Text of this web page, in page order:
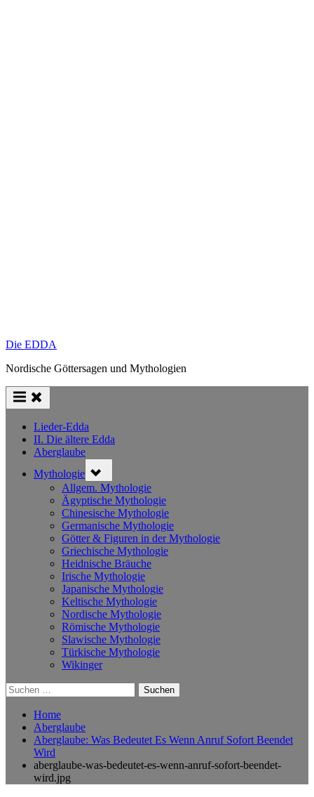
Die EDDA
Nordische Göttersagen und Mythologien
Lieder-Edda
II. Die ältere Edda
Aberglaube
Mythologie sub-
menu
Allgem. Mythologie
Ägyptische Mythologie
Chinesische Mythologie
Germanische Mythologie
Götter & Figuren in der Mythologie
Griechische Mythologie
Heidnische Bräuche
Irische Mythologie
Japanische Mythologie
Keltische Mythologie
Nordische Mythologie
Römische Mythologie
Slawische Mythologie
Türkische Mythologie
Wikinger
Suchen
nach:
Home
Aberglaube
Aberglaube: Was Bedeutet Es Wenn Anruf Sofort Beendet
Wird
aberglaube-was-bedeutet-es-wenn-anruf-sofort-beendet-
wird.jpg